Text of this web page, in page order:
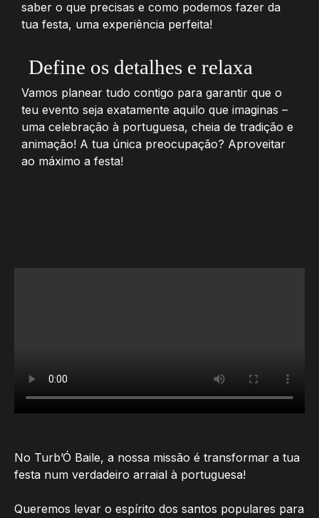
saber o que precisas e como podemos fazer da
tua festa, uma experiência perfeita!
Define os detalhes e relaxa
Vamos planear tudo contigo para garantir que o
teu evento seja exatamente aquilo que imaginas –
uma celebração à portuguesa, cheia de tradição e
animação! A tua única preocupação? Aproveitar
ao máximo a festa!
No Turb’Ó Baile, a nossa missão é transformar a tua
festa num verdadeiro arraial à portuguesa!
Queremos levar o espírito dos santos populares para